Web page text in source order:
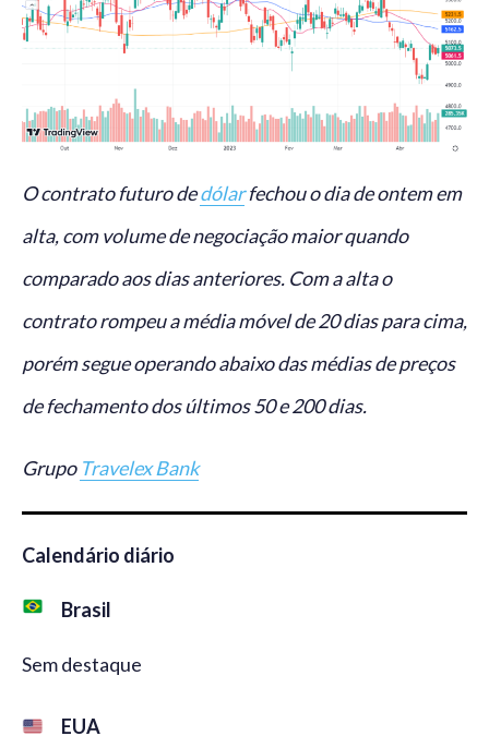
O contrato futuro dedólarfechou o dia de ontem em
alta, com volume de negociação maior quando
comparado aos dias anteriores. Com a alta o
contrato rompeu a média móvel de 20 dias para cima,
porém segue operando abaixo das médias de preços
de fechamento dos últimos 50 e 200 dias.
Grupo Travelex Bank
Calendário diário
Brasil
Sem destaque
EUA